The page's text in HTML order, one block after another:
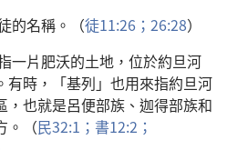
的名稱 。（徒11:26； 26:28）
一片肥沃的土地 ， 位於約旦河
有時 ，「基列 」 也用來指約旦河
， 也就是呂便部族 、 迦得部族和
。（民32:1； 書12:2；